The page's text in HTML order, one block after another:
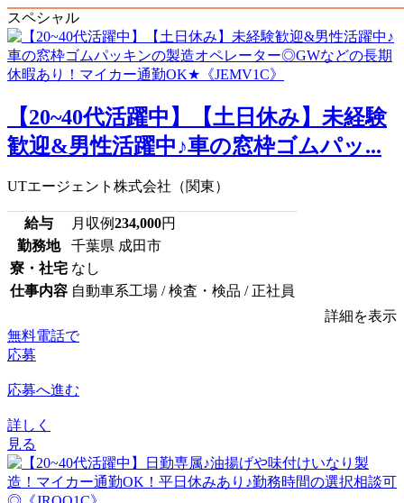
スペシャル
【20~40代活躍中】【土日休み】未経験
歓迎&男性活躍中♪車の窓枠ゴムパッ...
UTエージェント株式会社（関東）
給与 月収例234,000円
勤務地
千葉県 成田市
寮・社宅 なし
仕事内容 自動車系工場 / 検査・検品 / 正社員
詳細を表示
無料電話で
応募
応募へ進む
詳しく
見る